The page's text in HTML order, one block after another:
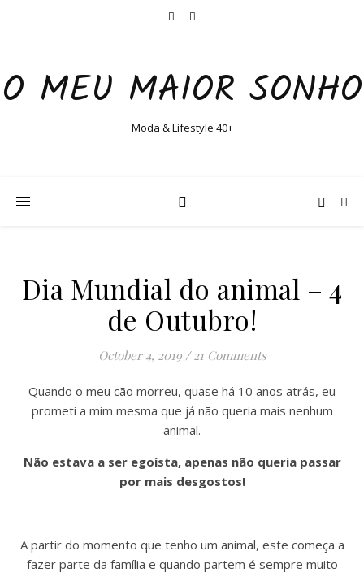
O MEU MAIOR SONHO
Moda & Lifestyle 40+
Dia Mundial do animal – 4
de Outubro!
October 4, 2019 / 21 Comments
Quando o meu cão morreu, quase há 10 anos atrás, eu
prometi a mim mesma que já não queria mais nenhum
animal.
Não estava a ser egoísta, apenas não queria passar
por mais desgostos!
A partir do momento que tenho um animal, este começa a
fazer parte da família e quando partem é sempre muito